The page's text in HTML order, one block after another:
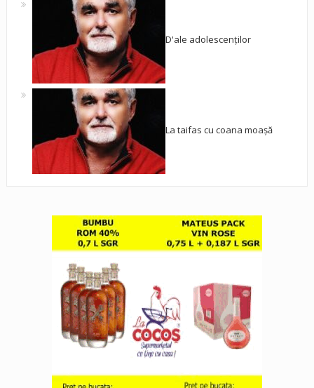
D'ale adolescenților
La taifas cu coana moașă